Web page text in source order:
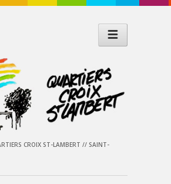
CROIX ST-LAMBERT // SAINT-